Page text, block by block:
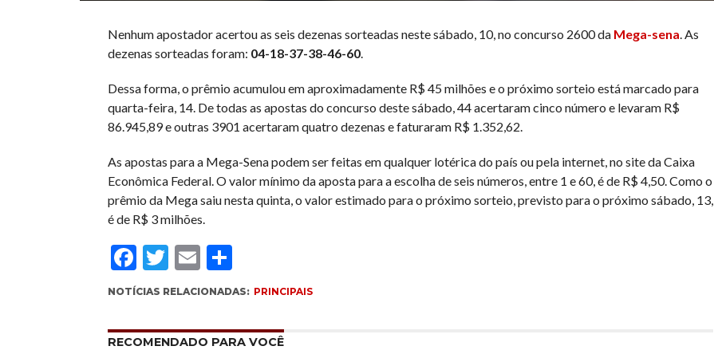
Nenhum apostador acertou as seis dezenas sorteadas neste sábado, 10, no concurso 2600 daMega-sena. As
dezenas sorteadas foram: 04-18-37-38-46-60.
Dessa forma, o prêmio acumulou em aproximadamente R$ 45 milhões e o próximo sorteio está marcado para
quarta-feira, 14. De todas as apostas do concurso deste sábado, 44 acertaram cinco número e levaram R$
86.945,89 e outras 3901 acertaram quatro dezenas e faturaram R$ 1.352,62.
As apostas para a Mega-Sena podem ser feitas em qualquer lotérica do país ou pela internet, no site da Caixa
Econômica Federal. O valor mínimo da aposta para a escolha de seis números, entre 1 e 60, é de R$ 4,50. Como o
prêmio da Mega saiu nesta quinta, o valor estimado para o próximo sorteio, previsto para o próximo sábado, 13,
é de R$ 3 milhões.
Facebook
Twitter
EmailCompartilhar
NOTÍCIAS RELACIONADAS: PRINCIPAIS
RECOMENDADO PARA VOCÊ